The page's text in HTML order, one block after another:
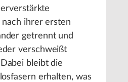
ihrer ersten
getrennt und
verschweißt
bleibt die
erhalten, was